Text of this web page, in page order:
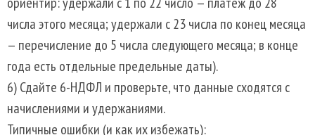
числа этого месяца; удержали с 23 числа по конец месяца
— перечисление до 5 числа следующего месяца; в конце
года есть отдельные предельные даты).
6) Сдайте 6-НДФЛ и проверьте, что данные сходятся с
начислениями и удержаниями.
Типичные ошибки (и как их избежать):